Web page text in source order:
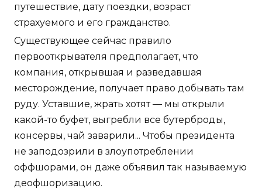
путешествие, дату поездки, возраст
страхуемого и его гражданство.
Существующее сейчас правило
первооткрывателя предполагает, что
компания, открывшая и разведавшая
месторождение, получает право добывать там
руду. Уставшие, жрать хотят — мы открыли
какой-то буфет, выгребли все бутерброды,
консервы, чай заварили... Чтобы президента
не заподозрили в злоупотреблении
оффшорами, он даже объявил так называемую
деофшоризацию.